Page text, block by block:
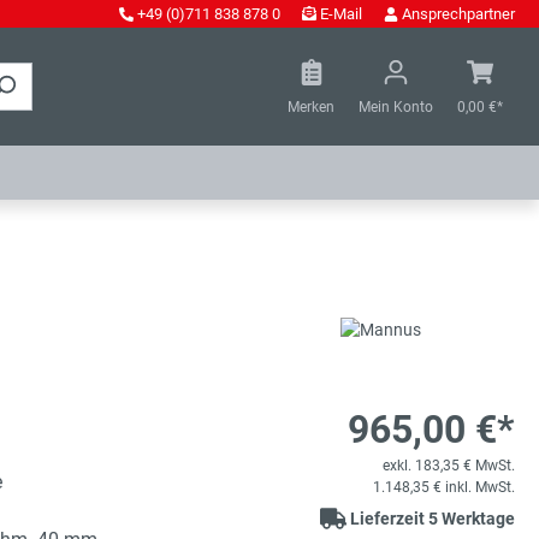
+49 (0)711 838 878 0 E-Mail Ansprechpartner
Merken Mein Konto 0,00 €*
965,00 €*
exkl. 183,35 € MwSt.
1.148,35 € inkl. MwSt.
Lieferzeit 5 Werktage